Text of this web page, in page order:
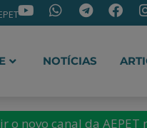
NOTÍCIAS
o novo canal da